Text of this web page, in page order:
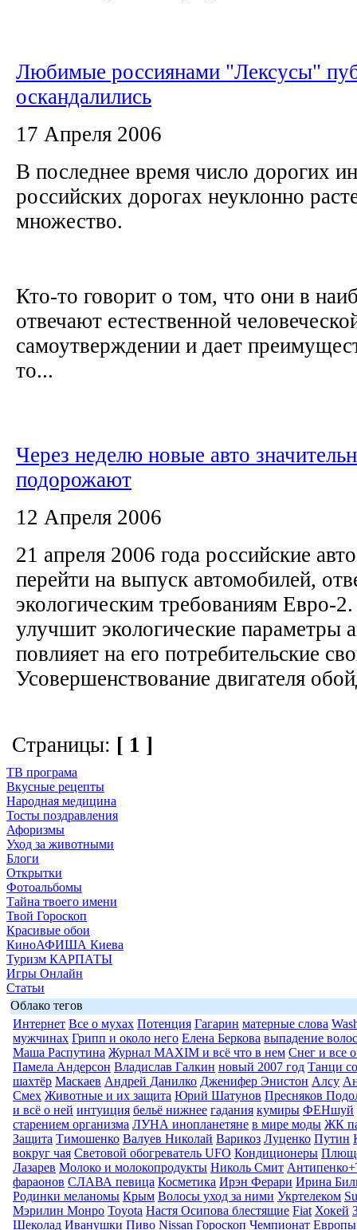
Любимые россиянами "Лексусы"
оскандалились
17 Апреля 2006
В последнее время число дорогих
российских дорогах неуклонно
множество.
Кто-то говорит о том, что они в
отвечают естественной
самоутверждении и дает
то...
Через неделю новые авто
подорожают
12 Апреля 2006
21 апреля 2006 года российские
перейти на выпуск автомобилей,
экологическим требованиям Евро-
улучшит экологические параметры
повлияет на его потребительские
Усовершенствование двигателя
Страницы: [ 1 ]
ТВ програма
Вкусные рецепты
Народная медицина
Тосты поздравления
Афоризмы
Уход за животными
Блоги
Открытки
Фотоальбомы
Тайна твоего имени
Твой Гороскоп
Красивые обои
КиноАФИША Киева
Туризм КАРПАТЫ
Игры Онлайн
Статьи
Облако тегов
Интернет Все о мухах Потенция Гагарин матерные слова
мужчинах Грипп и около него Елена Беркова выпадение волос
Маша Распутина Журнал MAXIM и всё что в нем Снег и все
Памела Андерсон Владислав Галкин новый 2007 год Танци
шахтёр Маскаев Андрей Данилко Дженифер Энистон Алсу
Смех Животные и их защита Юрий Шатунов Пресняков
и всё о ней интуиция бельё нижнее гадания кумиры ФЕНшуй
старением организма ЛУНА инопланетяне в мире моды ЖК
Защита Тимошенко Валуев Николай Варикоз Луценко Путин
вокруг чая Световой обогреватель UFO Кондиционеры
Лазарев Молоко и молокопродукты Николь Смит
фараонов СЛАВА певица Косметика Ирэн Ферари Ирина
Родинки меланомы Крым Волосы уход за ними Укртелеком
Мэрилин Монро Toyota Настя Осипова блестящие Fiat Хокей
Шеколад Иванушки Пиво Nissan Гороскоп Чемпионат